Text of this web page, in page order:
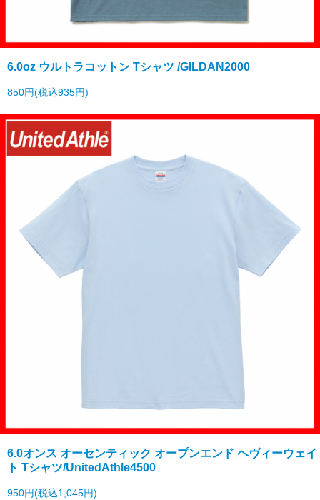
6.0oz ウルトラコットン Tシャツ /GILDAN2000
850円(税込935円)
6.0オンス オーセンティック オープンエンド ヘヴィーウェイ
ト Tシャツ/UnitedAthle4500
950円(税込1,045円)